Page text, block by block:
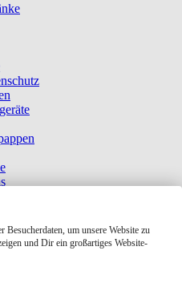
um unsere Website zu
und Dir ein großartiges Website-